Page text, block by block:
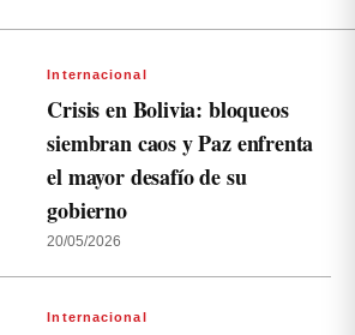
Internacional
Crisis en Bolivia: bloqueos
siembran caos y Paz enfrenta
el mayor desafío de su
gobierno
20/05/2026
Internacional